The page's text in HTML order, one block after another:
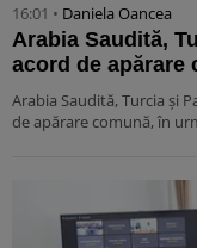
16:01 • Daniela Oancea
Arabia Saudită,
acord de apărare
Arabia Saudită, Turcia şi
de apărare comună, în